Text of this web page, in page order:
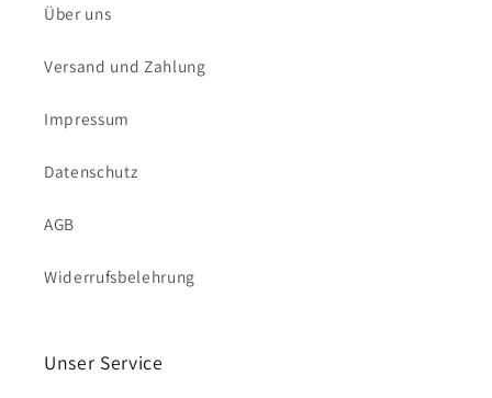
Über uns
Versand und Zahlung
Impressum
Datenschutz
AGB
Widerrufsbelehrung
Unser Service